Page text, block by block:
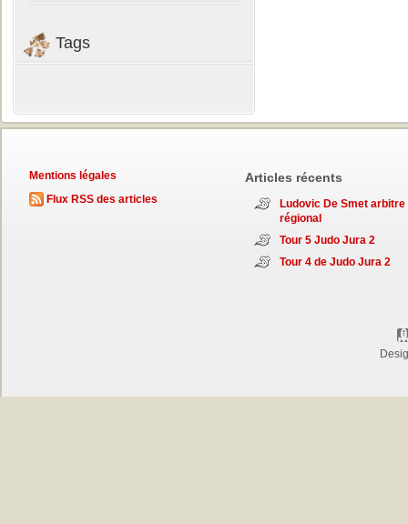
Tags
Mentions légales
Flux RSS des articles
Articles récents
Ludovic De Smet arbitre
régional
Tour 5 Judo Jura 2
Tour 4 de Judo Jura 2